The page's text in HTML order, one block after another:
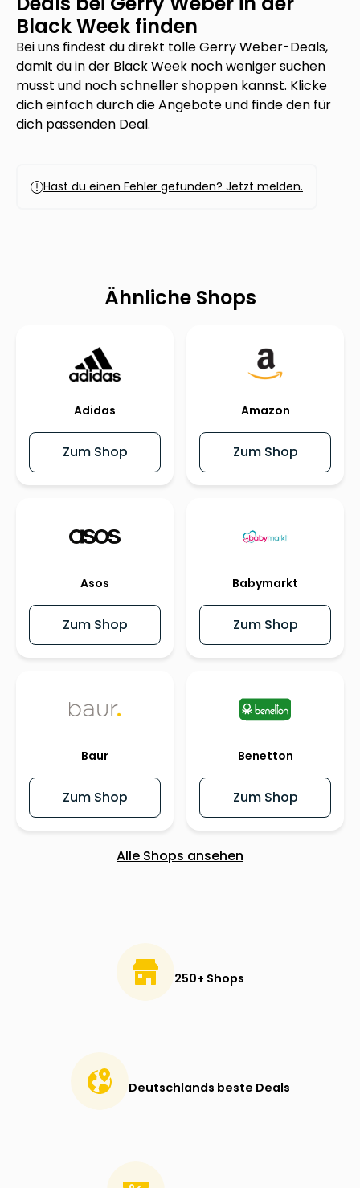
Black Week finden
Bei uns findest du direkt tolleGerry Weber-Deals,
damit du in der Black Week noch weniger suchen
musst und noch schneller shoppen kannst. Klicke
dich einfach durch die Angebote und finde den für
dich passenden Deal.
Hast du einen Fehler gefunden? Jetzt melden.
Ähnliche Shops
Adidas
Zum Shop
Amazon
Zum Shop
Asos
Zum Shop
Babymarkt
Zum Shop
Baur
Zum Shop
Benetton
Zum Shop
Alle Shops ansehen
250+ Shops
Deutschlands beste Deals